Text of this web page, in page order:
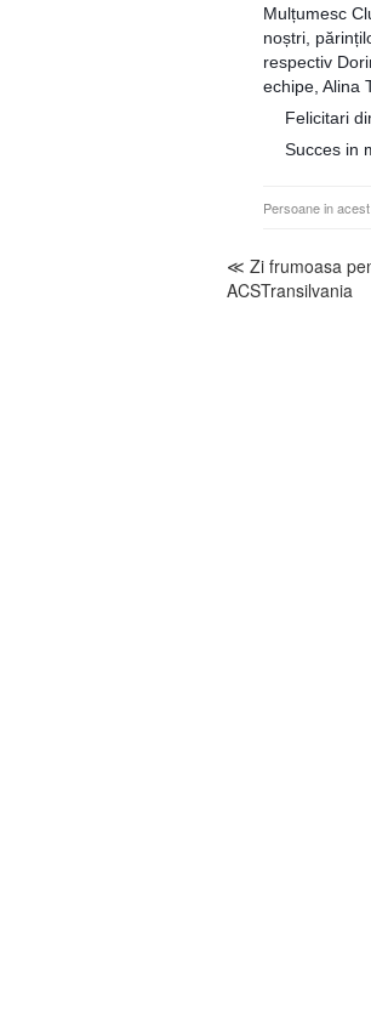
Mulțumesc
noștri,
respectiv
echipe, Alina
Felicitari
Succes in
Persoane in
≪ Zi frumoasa
ACSTransilvania